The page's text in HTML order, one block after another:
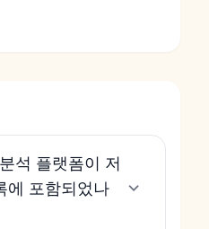
석 플랫폼이 저
에 포함되었나